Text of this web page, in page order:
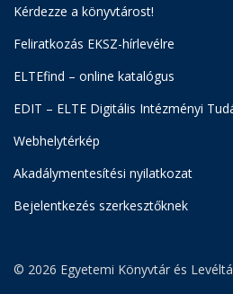
Kérdezze a könyvtárost!
Feliratkozás EKSZ-hírlevélre
ELTEfind – online katalógus
EDIT – ELTE Digitális Intézményi
Webhelytérkép
Akadálymentesítési nyilatkozat
Bejelentkezés szerkesztőknek
© 2026 Egyetemi Könyvtár és